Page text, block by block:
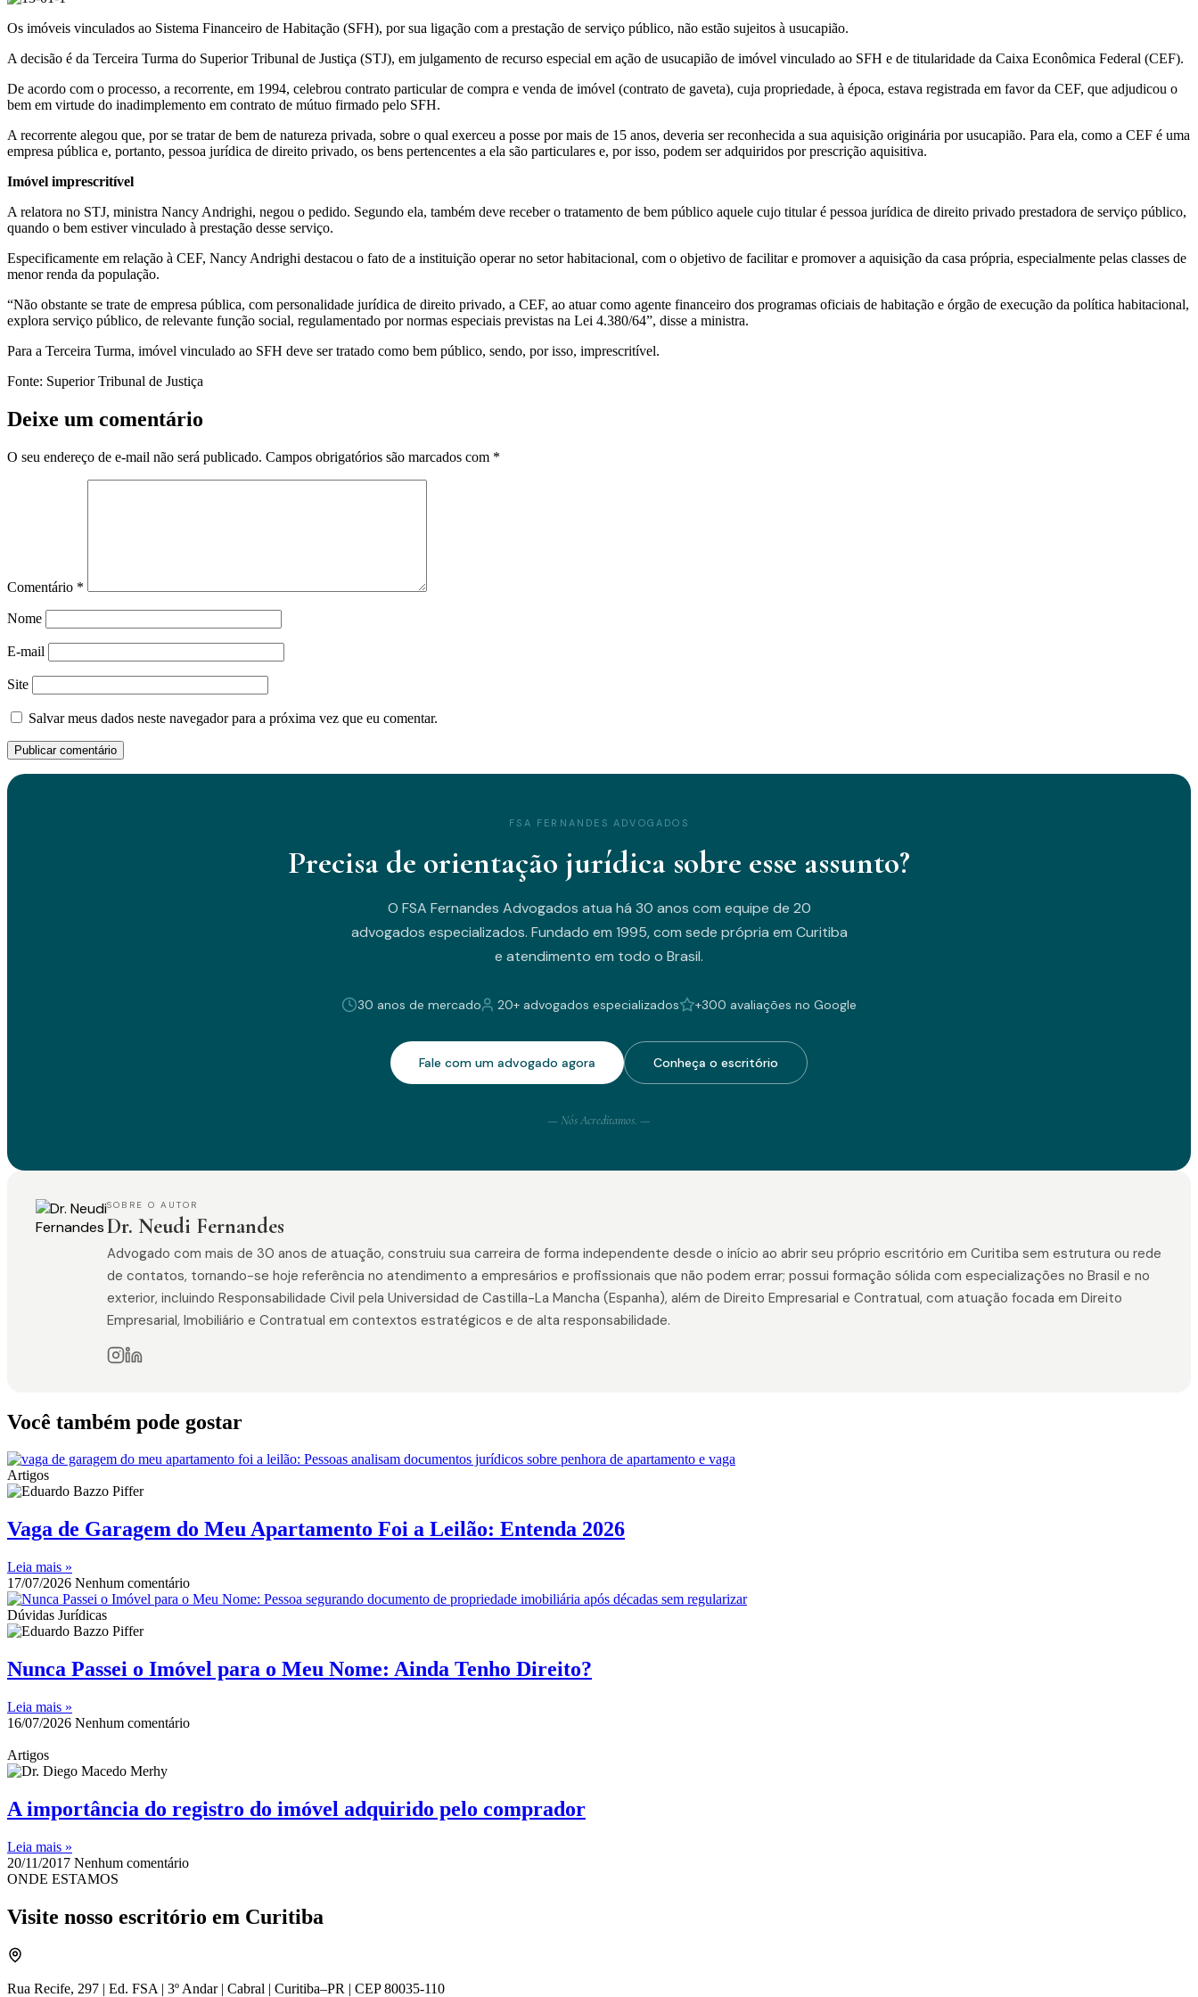
Os imóveis vinculados ao Sistema Financeiro de Habitação (SFH), por sua ligação com a prestação de serviço público, não estão sujeitos à usucapião.
A decisão é da Terceira Turma do Superior Tribunal de Justiça (STJ), em julgamento de recurso especial em ação de usucapião de imóvel vinculado ao SFH e de titularidade da Caixa Econômica Federal (CEF).
De acordo com o processo, a recorrente, em 1994, celebrou contrato particular de compra e venda de imóvel (contrato de gaveta), cuja propriedade, à época, estava registrada em favor da CEF, que adjudicou o
bem em virtude do inadimplemento em contrato de mútuo firmado pelo SFH.
A recorrente alegou que, por se tratar de bem de natureza privada, sobre o qual exerceu a posse por mais de 15 anos, deveria ser reconhecida a sua aquisição originária por usucapião. Para ela, como a CEF é uma
empresa pública e, portanto, pessoa jurídica de direito privado, os bens pertencentes a ela são particulares e, por isso, podem ser adquiridos por prescrição aquisitiva.
Imóvel imprescritível
A relatora no STJ, ministra Nancy Andrighi, negou o pedido. Segundo ela, também deve receber o tratamento de bem público aquele cujo titular é pessoa jurídica de direito privado prestadora de serviço público,
quando o bem estiver vinculado à prestação desse serviço.
Especificamente em relação à CEF, Nancy Andrighi destacou o fato de a instituição operar no setor habitacional, com o objetivo de facilitar e promover a aquisição da casa própria, especialmente pelas classes de
menor renda da população.
“Não obstante se trate de empresa pública, com personalidade jurídica de direito privado, a CEF, ao atuar como agente financeiro dos programas oficiais de habitação e órgão de execução da política habitacional,
explora serviço público, de relevante função social, regulamentado por normas especiais previstas na Lei 4.380/64”, disse a ministra.
Para a Terceira Turma, imóvel vinculado ao SFH deve ser tratado como bem público, sendo, por isso, imprescritível.
Fonte: Superior Tribunal de Justiça
Deixe um comentário
O seu endereço de e-mail não será publicado. Campos obrigatórios são marcados com *
Comentário *
Nome
E-mail
Site
Salvar meus dados neste navegador para a próxima vez que eu comentar.
FSA FERNANDES ADVOGADOS
Precisa de orientação jurídica sobre esse assunto?
O FSA Fernandes Advogados atua há 30 anos com equipe de 20
advogados especializados. Fundado em 1995, com sede própria em Curitiba
e atendimento em todo o Brasil.
30 anos de mercado 20+ advogados especializados +300 avaliações no Google
Fale com um advogado agora Conheça o escritório
— Nós Acreditamos. —
SOBRE O AUTOR
Dr. Neudi Fernandes
Advogado com mais de 30 anos de atuação, construiu sua carreira de forma independente desde o início ao abrir seu próprio escritório em Curitiba sem estrutura ou rede
de contatos, tornando-se hoje referência no atendimento a empresários e profissionais que não podem errar; possui formação sólida com especializações no Brasil e no
exterior, incluindo Responsabilidade Civil pela Universidad de Castilla-La Mancha (Espanha), além de Direito Empresarial e Contratual, com atuação focada em Direito
Empresarial, Imobiliário e Contratual em contextos estratégicos e de alta responsabilidade.
Você também pode gostar
Artigos
Vaga de Garagem do Meu Apartamento Foi a Leilão: Entenda 2026
Leia mais »
17/07/2026 Nenhum comentário
Dúvidas Jurídicas
Nunca Passei o Imóvel para o Meu Nome: Ainda Tenho Direito?
Leia mais »
16/07/2026 Nenhum comentário
Artigos
A importância do registro do imóvel adquirido pelo comprador
Leia mais »
20/11/2017 Nenhum comentário
ONDE ESTAMOS
Visite nosso escritório em Curitiba
Rua Recife, 297 | Ed. FSA | 3º Andar | Cabral | Curitiba–PR | CEP 80035-110